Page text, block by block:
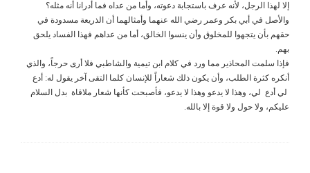
إلا لهذا الرجل، لأنه عرف باستجابة دعوته، وأما من عداه فما أدرانا أنه مثله؟
والأصل في أبي بكر وعمر رضي الله عنهما وأمثالهما أن الذريعة مسدودة في
حقهم بأن يتجهوا للمخلوق وأن ينسوا الخالق، أما من عداهم فهذا الفساد يلحق
بهم.
فإذا سلمت المحاذير مما ورد في كلام ابن تيمية والشاطبي فلا أرى حرجاً، والذي
أنكره كثرة الطلب، وأن يكون ذلك شعاراً للإنسان كلما التقى آخر يقول له: أدع
لي أدع لي، وهذا لا يدعو وهذا لا يدعو، فأصبحت كأنها شعار ملاقاة بدل السلام
عليكم، ولا حول ولا قوة إلا بالله.